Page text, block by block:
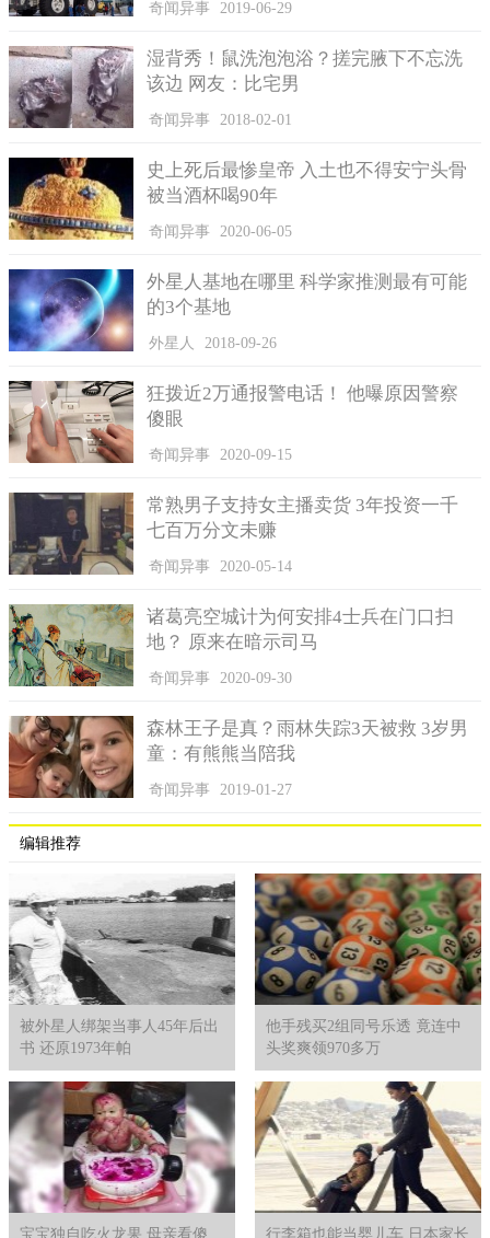
发去医院看医生，最终就会导致癌症持续发展，这种情况想着就
很吓人，令维多利亚感到十分愧疚。
幸运的是，医生觉得维多利亚的肿瘤情况不算严重，本月二
一些淋巴结上的肿块，她和医生都祈祷这是首次，也是最后一次
尽管是一个完全不认识的陌生观众，但维多利亚会一直感谢
她发来了这封提醒邮件，今年因为疫情变得很是难熬，但请好好
照顾自己的身体。
WFLA-TV在推特上也对维多利亚表示衷心的祝愿：将我们的
爱全部向维多利亚发出，希望她能够赶快好起来。
奇闻异事 2019-06-29
湿背秀！鼠洗泡泡浴？搓完腋下不忘洗
该边 网友：比宅男
奇闻异事 2018-02-01
史上死后最惨皇帝 入土也不得安宁头骨
被当酒杯喝90年
奇闻异事 2020-06-05
外星人基地在哪里 科学家推测最有可能
的3个基地
外星人 2018-09-26
狂拨近2万通报警电话！ 他曝原因警察
傻眼
奇闻异事 2020-09-15
常熟男子支持女主播卖货 3年投资一千
七百万分文未赚
奇闻异事 2020-05-14
诸葛亮空城计为何安排4士兵在门口扫
地？ 原来在暗示司马
奇闻异事 2020-09-30
森林王子是真？雨林失踪3天被救 3岁男
童：有熊熊当陪我
奇闻异事 2019-01-27
编辑推荐
被外星人绑架当事人45年后出
书 还原1973年帕
他手残买2组同号乐透 竟连中
头奖爽领970多万
宝宝独自吃火龙果 母亲看傻 行李箱也能当婴儿车 日本家长